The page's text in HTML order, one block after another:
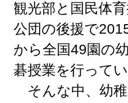
観光部と国民体
公団の後援で
から全国49園の
碁授業を行って
そんな中、幼